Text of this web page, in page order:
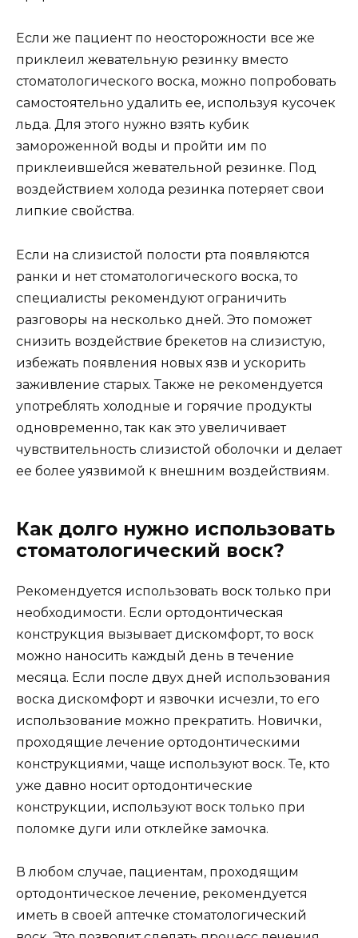
Если же пациент по неосторожности все же
приклеил жевательную резинку вместо
стоматологического воска, можно попробовать
самостоятельно удалить ее, используя кусочек
льда. Для этого нужно взять кубик
замороженной воды и пройти им по
приклеившейся жевательной резинке. Под
воздействием холода резинка потеряет свои
липкие свойства.
Если на слизистой полости рта появляются
ранки и нет стоматологического воска, то
специалисты рекомендуют ограничить
разговоры на несколько дней. Это поможет
снизить воздействие брекетов на слизистую,
избежать появления новых язв и ускорить
заживление старых. Также не рекомендуется
употреблять холодные и горячие продукты
одновременно, так как это увеличивает
чувствительность слизистой оболочки и делает
ее более уязвимой к внешним воздействиям.
Как долго нужно использовать
стоматологический воск?
Рекомендуется использовать воск только при
необходимости. Если ортодонтическая
конструкция вызывает дискомфорт, то воск
можно наносить каждый день в течение
месяца. Если после двух дней использования
воска дискомфорт и язвочки исчезли, то его
использование можно прекратить. Новички,
проходящие лечение ортодонтическими
конструкциями, чаще используют воск. Те, кто
уже давно носит ортодонтические
конструкции, используют воск только при
поломке дуги или отклейке замочка.
В любом случае, пациентам, проходящим
ортодонтическое лечение, рекомендуется
иметь в своей аптечке стоматологический